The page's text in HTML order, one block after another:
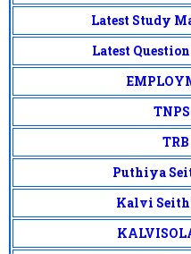
Latest Study
Latest
Puthiya
Kalvi